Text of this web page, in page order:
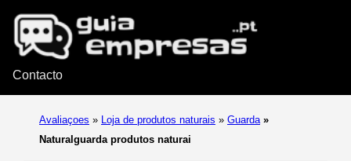
Contacto
Avaliaçoes » Loja de produtos naturais » Guarda »
Naturalguarda produtos naturai